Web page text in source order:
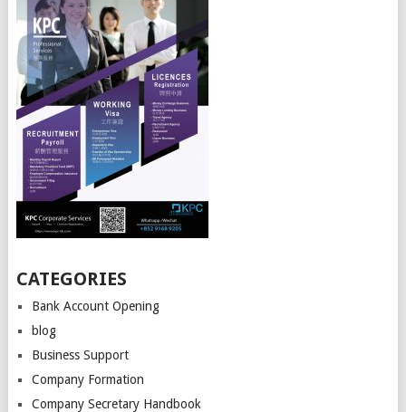
CATEGORIES
Bank Account Opening
blog
Business Support
Company Formation
Company Secretary Handbook